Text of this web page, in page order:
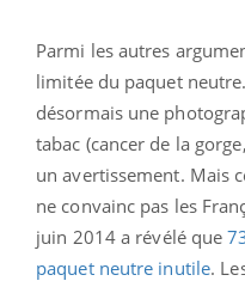
Parmi les autres
limitée du paquet
désormais une
tabac (cancer de la
un avertissement. Mais
ne convainc pas les
juin 2014 a révélé que
paquet neutre inutile.